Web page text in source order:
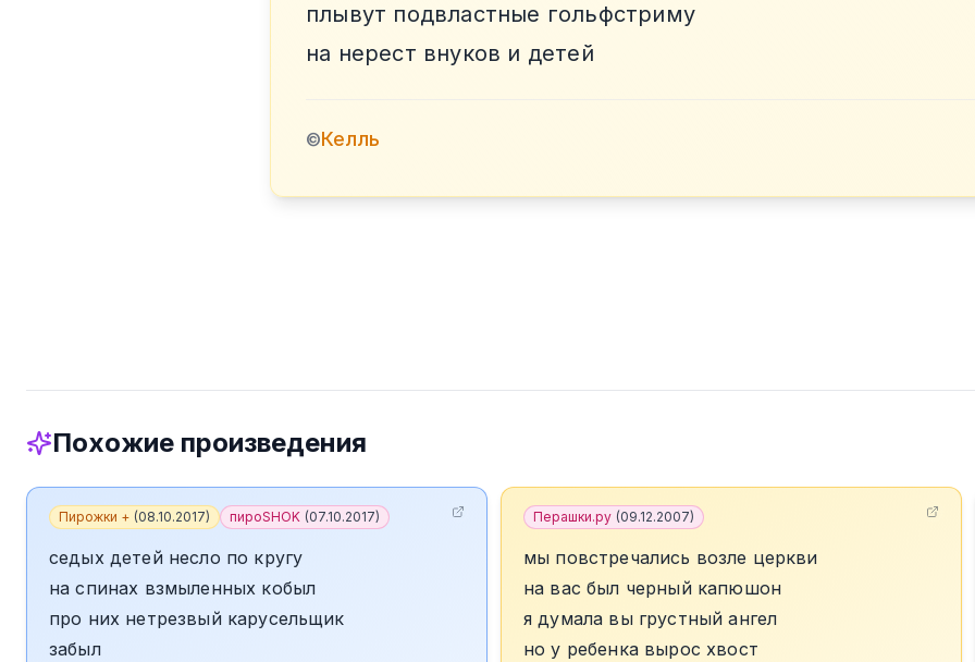
плывут подвластные гольфстриму
на нерест внуков и детей
©Келль
Похожие произведения
Пирожки + (08.10.2017) пироSHOK (07.10.2017)
седых детей несло по кругу
на спинах взмыленных кобыл
про них нетрезвый карусельщик
забыл
Перашки.ру (09.12.2007)
мы повстречались возле церкви
на вас был черный капюшон
я думала вы грустный ангел
но у ребенка вырос хвост